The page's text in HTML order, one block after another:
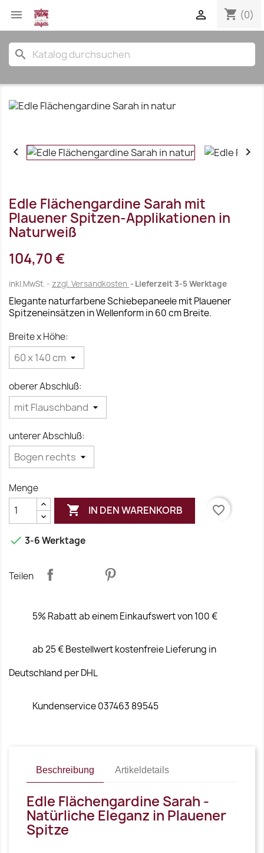
 shopping_cart (0)

search
 
Edle Flächengardine Sarah mit
Plauener Spitzen-Applikationen in
Naturweiß
104,70 €
inkl.MwSt. zzgl. Versandkosten Lieferzeit 3-5 Werktage
Elegante naturfarbene Schiebepaneele mit Plauener
Spitzeneinsätzen in Wellenform in 60 cm Breite.
Breite x Höhe:
oberer Abschluß:
unterer Abschluß:
Menge
 IN DEN WARENKORB favorite_border
 3-6 Werktage
Teilen
5% Rabatt ab einem Einkaufswert von 100 €
ab 25 € Bestellwert kostenfreie Lieferung in
Deutschland per DHL
Kundenservice 037463 89545
Beschreibung Artikeldetails
Edle Flächengardine Sarah -
Natürliche Eleganz in Plauener
Spitze